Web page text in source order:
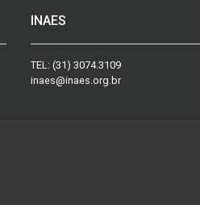
INAES
TEL: (31) 3074.3109
inaes@inaes.org.br